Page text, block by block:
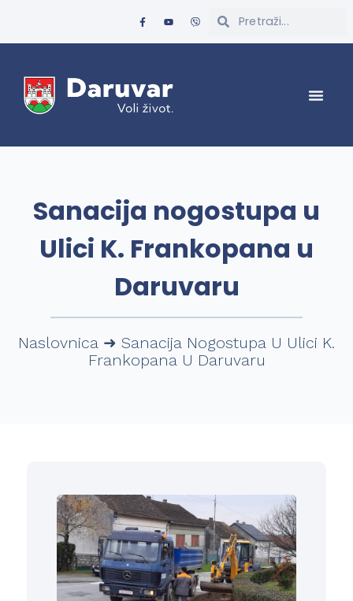
Sanacija nogostupa u
Ulici K. Frankopana u
Daruvaru
Naslovnica ➜ Sanacija Nogostupa U Ulici K.
Frankopana U Daruvaru